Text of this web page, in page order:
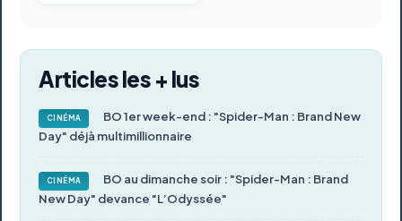
Articles les + lus
CINÉMA
BO 1er week-end : "Spider-Man : Brand New
Day" déjà multimillionnaire
CINÉMA
BO au dimanche soir : "Spider-Man : Brand
New Day" devance "L’Odyssée"